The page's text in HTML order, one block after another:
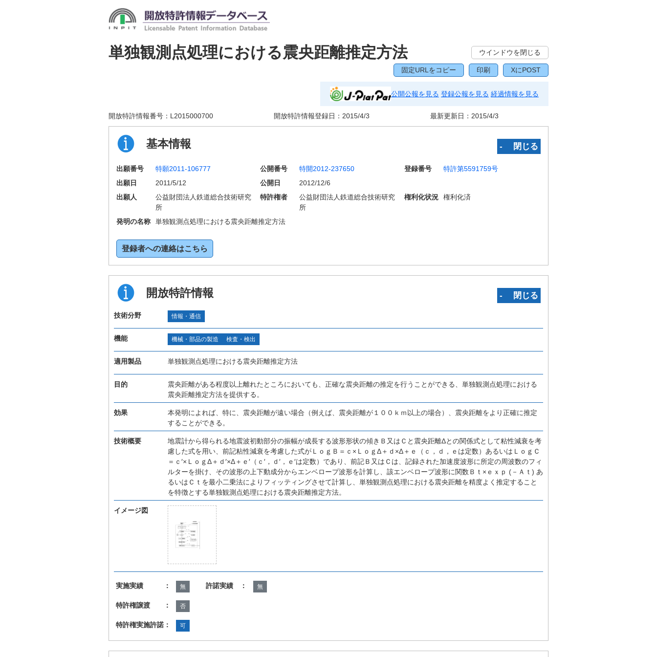
単独観測点処理における震央距離推定方法 ウインドウを閉じる
固定URLをコピー 印刷 XにPOST
公開公報を見る 登録公報を見る 経過情報を見る
開放特許情報番号： L2015000700 開放特許情報登録日： 2015/4/3 最新更新日： 2015/4/3
基本情報 ‐ 閉じる
出願番号 特願2011-106777 公開番号 特開2012-237650 登録番号
特許第5591759号
出願日
2011/5/12 公開日
2012/12/6
出願人
公益財団法人鉄道総合技術研究
所
特許権者
公益財団法人鉄道総合技術研究
所
権利化状況 権利化済
発明の名称 単独観測点処理における震央距離推定方法
登録者への連絡はこちら
開放特許情報 ‐ 閉じる
技術分野 情報・通信
機能 機械・部品の製造 検査・検出
適用製品 単独観測点処理における震央距離推定方法
目的
震央距離がある程度以上離れたところにおいても、正確な震央距離の推定を行うことができる、単独観測点処理における
震央距離推定方法を提供する。
効果
本発明によれば、特に、震央距離が遠い場合（例えば、震央距離が１００ｋｍ以上の場合）、震央距離をより正確に推定
することができる。
技術概要
地震計から得られる地震波初動部分の振幅が成長する波形形状の傾きＢ又はＣと震央距離Δとの関係式として粘性減衰を考
慮した式を用い、前記粘性減衰を考慮した式がＬｏｇＢ＝ｃ×ＬｏｇΔ＋ｄ×Δ＋ｅ（ｃ，ｄ，ｅは定数）あるいはＬｏｇＣ
＝ｃ′×ＬｏｇΔ＋ｄ′×Δ＋ｅ′（ｃ′，ｄ′，ｅ′は定数）であり、前記Ｂ又はＣは、記録された加速度波形に所定の周波数のフィ
ルターを掛け、その波形の上下動成分からエンベロープ波形を計算し、該エンベロープ波形に関数Ｂｔ×ｅｘｐ (－Ａｔ) あ
るいはＣｔを最小二乗法によりフィッティングさせて計算し、単独観測点処理における震央距離を精度よく推定すること
を特徴とする単独観測点処理における震央距離推定方法。
イメージ図
実施実績 ： 無 許諾実績 ： 無
特許権譲渡 ： 否
特許権実施許諾： 可